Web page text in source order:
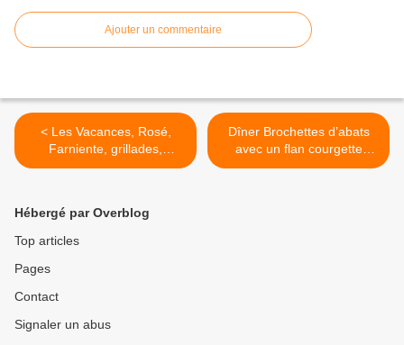
Ajouter un commentaire
< Les Vacances, Rosé,
Farniente, grillades,
amis...Dégustations de l’été
AOÛT à LA MAISON DES
VINS de ST CHINIAN toute
la journée place du Marché
La Rivière notre Rosé et
nos
Dîner Brochettes d’abats
avec un flan courgette
tomates au fromage blanc
Hébergé par Overblog
Top articles
Pages
Contact
Signaler un abus